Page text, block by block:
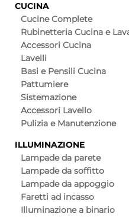
CUCINA
Cucine Complete
Rubinetteria Cucina e
Accessori Cucina
Lavelli
Basi e Pensili Cucina
Pattumiere
Sistemazione
Accessori Lavello
Pulizia e Manutenzione
ILLUMINAZIONE
Lampade da parete
Lampade da soffitto
Lampade da appoggio
Faretti ad incasso
Illuminazione a binario